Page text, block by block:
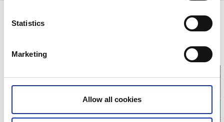
Statistics
Marketing
Allow all cookies
531 32 Lidköping
0510 77 00 00